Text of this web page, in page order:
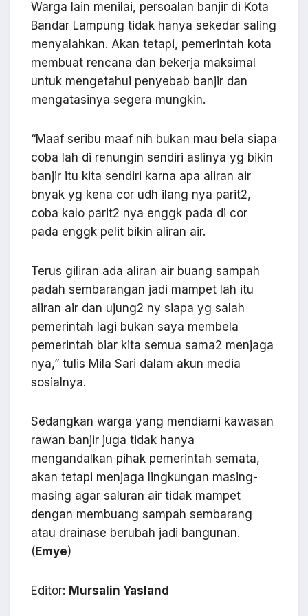
Warga lain menilai, persoalan banjir di Kota
Bandar Lampung tidak hanya sekedar saling
menyalahkan. Akan tetapi, pemerintah kota
membuat rencana dan bekerja maksimal
untuk mengetahui penyebab banjir dan
mengatasinya segera mungkin.
“Maaf seribu maaf nih bukan mau bela siapa
coba lah di renungin sendiri aslinya yg bikin
banjir itu kita sendiri karna apa aliran air
bnyak yg kena cor udh ilang nya parit2,
coba kalo parit2 nya enggk pada di cor
pada enggk pelit bikin aliran air.
Terus giliran ada aliran air buang sampah
padah sembarangan jadi mampet lah itu
aliran air dan ujung2 ny siapa yg salah
pemerintah lagi bukan saya membela
pemerintah biar kita semua sama2 menjaga
nya,” tulis Mila Sari dalam akun media
sosialnya.
Sedangkan warga yang mendiami kawasan
rawan banjir juga tidak hanya
mengandalkan pihak pemerintah semata,
akan tetapi menjaga lingkungan masing-
masing agar saluran air tidak mampet
dengan membuang sampah sembarang
atau drainase berubah jadi bangunan.
( Emye)
Editor: Mursalin Yasland